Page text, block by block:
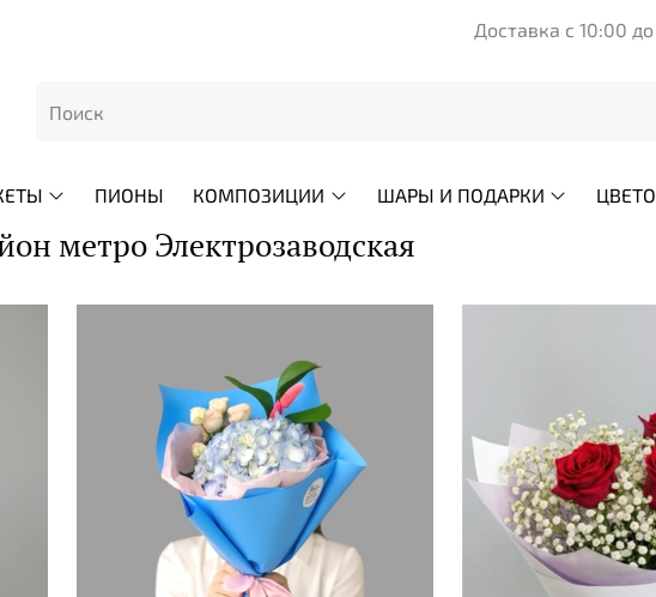
Доставка с 10:00
ПИОНЫ КОМПОЗИЦИИ ШАРЫ И ПОДАРКИ
метро Электрозаводская